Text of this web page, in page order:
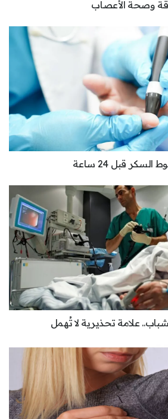
قبل 24 ساعة
علامة تحذيرية لا تُهمل